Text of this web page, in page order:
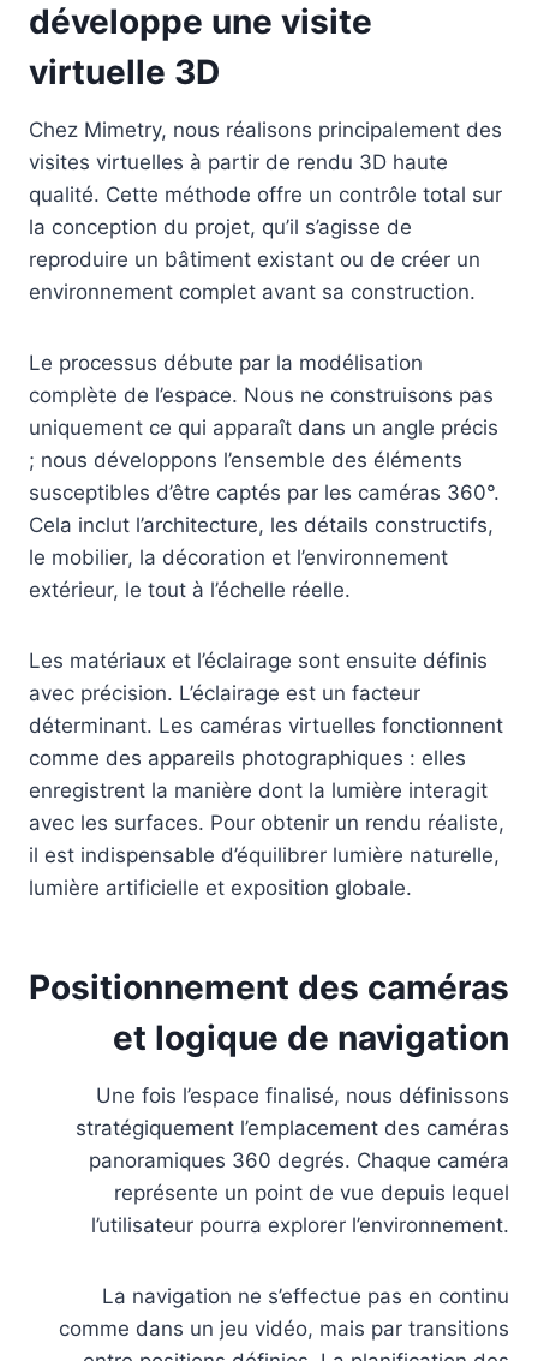
développe une visite
virtuelle 3D
Chez Mimetry, nous réalisons principalement des
visites virtuelles à partir de rendu 3D haute
qualité. Cette méthode offre un contrôle total sur
la conception du projet, qu’il s’agisse de
reproduire un bâtiment existant ou de créer un
environnement complet avant sa construction.
Le processus débute par la modélisation
complète de l’espace. Nous ne construisons pas
uniquement ce qui apparaît dans un angle précis
; nous développons l’ensemble des éléments
susceptibles d’être captés par les caméras 360°.
Cela inclut l’architecture, les détails constructifs,
le mobilier, la décoration et l’environnement
extérieur, le tout à l’échelle réelle.
Les matériaux et l’éclairage sont ensuite définis
avec précision. L’éclairage est un facteur
déterminant. Les caméras virtuelles fonctionnent
comme des appareils photographiques : elles
enregistrent la manière dont la lumière interagit
avec les surfaces. Pour obtenir un rendu réaliste,
il est indispensable d’équilibrer lumière naturelle,
lumière artificielle et exposition globale.
Positionnement des caméras
et logique de navigation
Une fois l’espace finalisé, nous définissons
stratégiquement l’emplacement des caméras
panoramiques 360 degrés. Chaque caméra
représente un point de vue depuis lequel
l’utilisateur pourra explorer l’environnement.
La navigation ne s’effectue pas en continu
comme dans un jeu vidéo, mais par transitions